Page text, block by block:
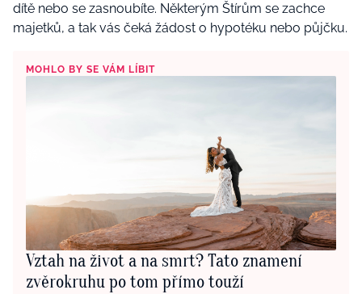
dítě nebo se zasnoubíte. Některým Štírům se zachce
majetků, a tak vás čeká žádost o hypotéku nebo půjčku.
MOHLO BY SE VÁM LÍBIT
Vztah na život a na smrt? Tato znamení
zvěrokruhu po tom přímo touží